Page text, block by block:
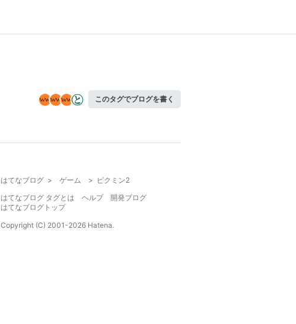
このタグでブログを書く
はてなブログ > ゲーム > ピクミン2
はてなブログ タグとは
ヘルプ
開発ブログ
はてなブログトップ
Copyright (C) 2001-2026 Hatena.